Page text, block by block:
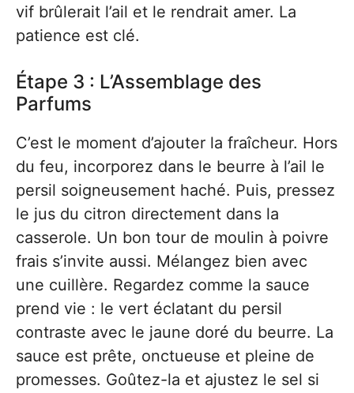
vif brûlerait l’ail et le rendrait amer. La
patience est clé.
Étape 3 : L’Assemblage des
Parfums
C’est le moment d’ajouter la fraîcheur. Hors
du feu, incorporez dans le beurre à l’ail le
persil soigneusement haché. Puis, pressez
le jus du citron directement dans la
casserole. Un bon tour de moulin à poivre
frais s’invite aussi. Mélangez bien avec
une cuillère. Regardez comme la sauce
prend vie : le vert éclatant du persil
contraste avec le jaune doré du beurre. La
sauce est prête, onctueuse et pleine de
promesses. Goûtez-la et ajustez le sel si